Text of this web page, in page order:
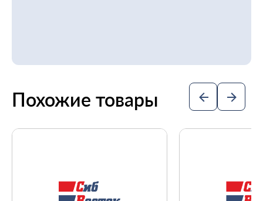
Похожие товары